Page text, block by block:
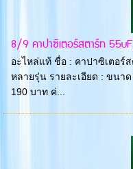
8/9 คาปาซิเตอร์สตาร์ท
อะไหล่แท้ ชื่อ : คาปาซิเตอร์
หลายรุ่น รายละเอียด : ขนาด
190 บาท ค่...